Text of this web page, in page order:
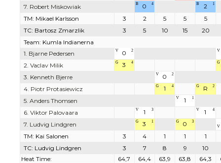
7. Robert Miskowiak B 0 4 B 2 1
TM: Mikael Karlsson 3 2 5 5
5
TC: Bartosz Zmarzlik
3 5 10 15
20
Team: Kumla Indianerna
1. Bjarne Pedersen
V 0 2 V
2. Vaclav Milik G 3 4 G
3. Kenneth Bjerre V 0 2
4. Piotr Protasiewicz G 1 4 G R 2
5. Anders Thomsen V 1 1
6. Viktor Palovaara V 1 3 V 1 4
7. Ludvig Lindgren G 3 1 G 0
3
V
TM: Kai Salonen 3 4 1 1
1
TC: Ludvig Lindgren
3 7 8 9
10
Heat Time:
64,7 64,4 63,9 63,8 64,3